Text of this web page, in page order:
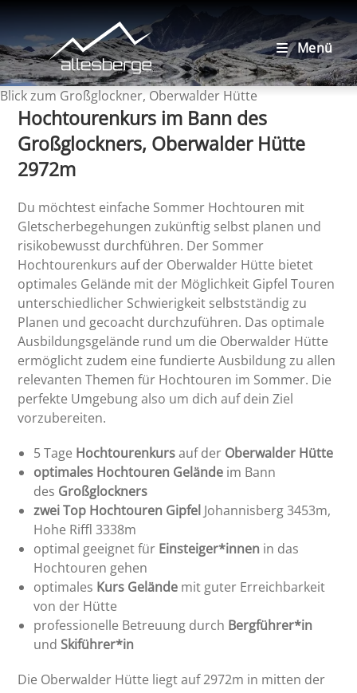
springen
Menü
Blick zum Großglockner, Oberwalder Hütte
Hochtourenkurs im Bann des
Großglockners, Oberwalder Hütte
2972m
Du möchtest einfache Sommer Hochtouren mit
Gletscherbegehungen zukünftig selbst planen und
risikobewusst durchführen. Der Sommer
Hochtourenkurs auf der Oberwalder Hütte bietet
optimales Gelände mit der Möglichkeit Gipfel Touren
unterschiedlicher Schwierigkeit selbstständig zu
Planen und gecoacht durchzuführen. Das optimale
Ausbildungsgelände rund um die Oberwalder Hütte
ermöglicht zudem eine fundierte Ausbildung zu allen
relevanten Themen für Hochtouren im Sommer. Die
perfekte Umgebung also um dich auf dein Ziel
vorzubereiten.
5 Tage Hochtourenkursauf der Oberwalder Hütte
optimales Hochtouren Gelände im Bann
des Großglockners
zwei Top Hochtouren Gipfel Johannisberg 3453m,
Hohe Riffl 3338m
optimal geeignet für Einsteiger*innen in das
Hochtouren gehen
optimales Kurs Gelände mit guter Erreichbarkeit
von der Hütte
professionelle Betreuung durch Bergführer*in
und Skiführer*in
Die Oberwalder Hütte liegt auf 2972m in mitten der